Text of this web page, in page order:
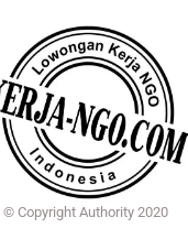
© Copyright Authority 2020